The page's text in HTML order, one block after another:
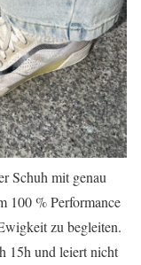
Schuh mit genau
100 % Performance
zu begleiten.
15h und leiert nicht